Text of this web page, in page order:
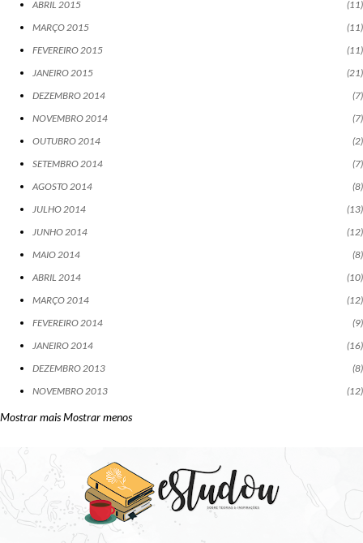
ABRIL 2015
11
MARÇO 2015
11
FEVEREIRO 2015
11
JANEIRO 2015
21
DEZEMBRO 2014
7
NOVEMBRO 2014
7
OUTUBRO 2014
2
SETEMBRO 2014
7
AGOSTO 2014
8
JULHO 2014
13
JUNHO 2014
12
MAIO 2014
8
ABRIL 2014
10
MARÇO 2014
12
FEVEREIRO 2014
9
JANEIRO 2014
16
DEZEMBRO 2013
8
NOVEMBRO 2013
12
Mostrar maisMostrar menos